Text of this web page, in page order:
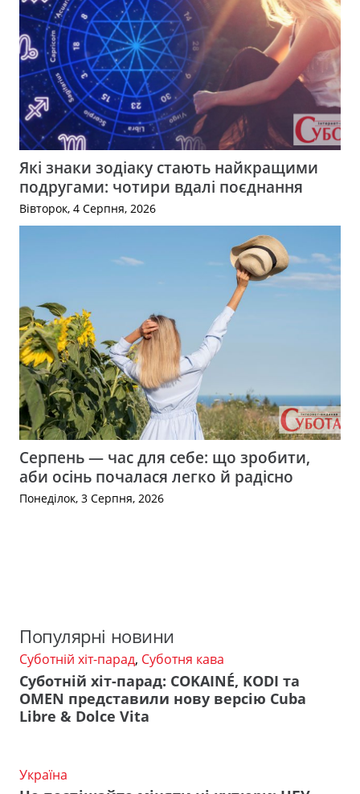
Які знаки зодіаку стають найкращими
подругами: чотири вдалі поєднання
Вівторок, 4 Серпня, 2026
Серпень — час для себе: що зробити,
аби осінь почалася легко й радісно
Понеділок, 3 Серпня, 2026
Популярні новини
Суботній хіт-парад, Суботня кава
Суботній хіт-парад: COKAINÉ, KODI та
OMEN представили нову версію Cuba
Libre & Dolce Vita
Україна